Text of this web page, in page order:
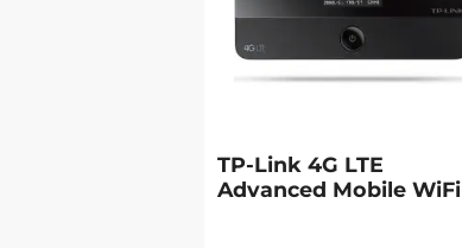
TP-Link 4G LTE
Advanced Mobile WiFi